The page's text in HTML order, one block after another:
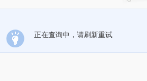
正在查询中，请刷新重试